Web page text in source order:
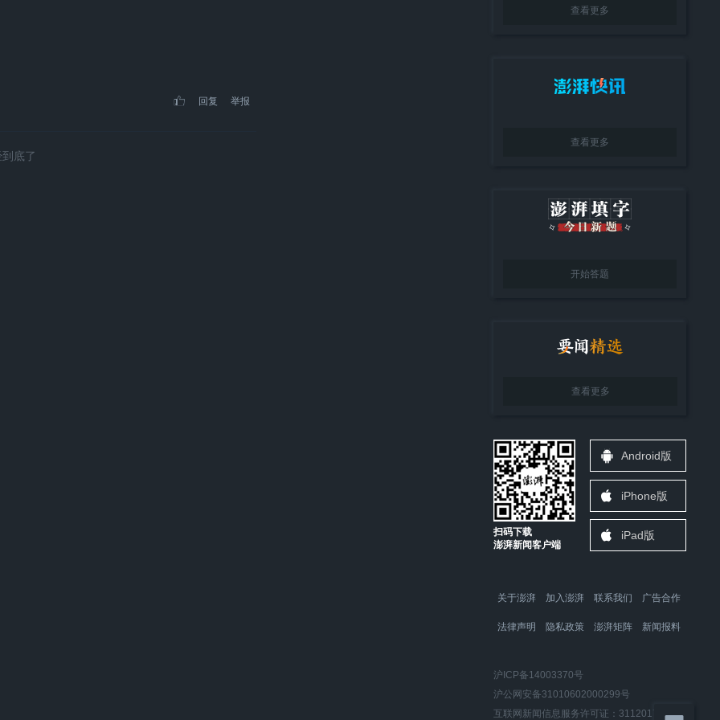
回复 举报
底了
查看更多
查看更多
开始答题
查看更多
扫码下载
澎湃新闻客户端
Android版
iPhone版
iPad版
关于澎湃 加入澎湃 联系我们 广告合作
法律声明 隐私政策 澎湃矩阵 新闻报料
沪ICP备14003370号
沪公网安备31010602000299号
互联网新闻信息服务许可证：31120170006